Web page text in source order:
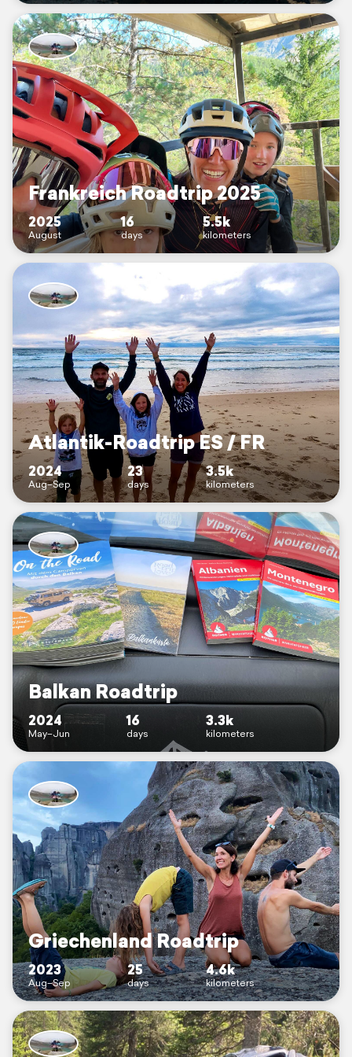
Frankreich Roadtrip 2025
2025
August
16
days
5.5k
kilometers
Atlantik-Roadtrip ES / FR
2024
Aug–Sep
23
days
3.5k
kilometers
Balkan Roadtrip
2024
May–Jun
16
days
3.3k
kilometers
Griechenland Roadtrip
2023
Aug–Sep
25
days
4.6k
kilometers